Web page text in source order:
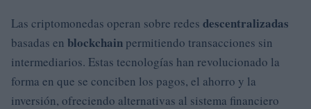
Las criptomonedas operan sobre redes descentralizadas
basadas en blockchain permitiendo transacciones sin
intermediarios. Estas tecnologías han revolucionado la
forma en que se conciben los pagos, el ahorro y la
inversión, ofreciendo alternativas al sistema financiero